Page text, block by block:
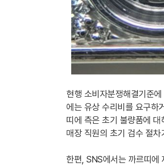
현행 소비자분쟁해결기준
에는 유상 수리비를 요구하
띠에 측은 초기 불량품에
매장 직원의 초기 검수 절
한편, SNS에서는 까르띠에